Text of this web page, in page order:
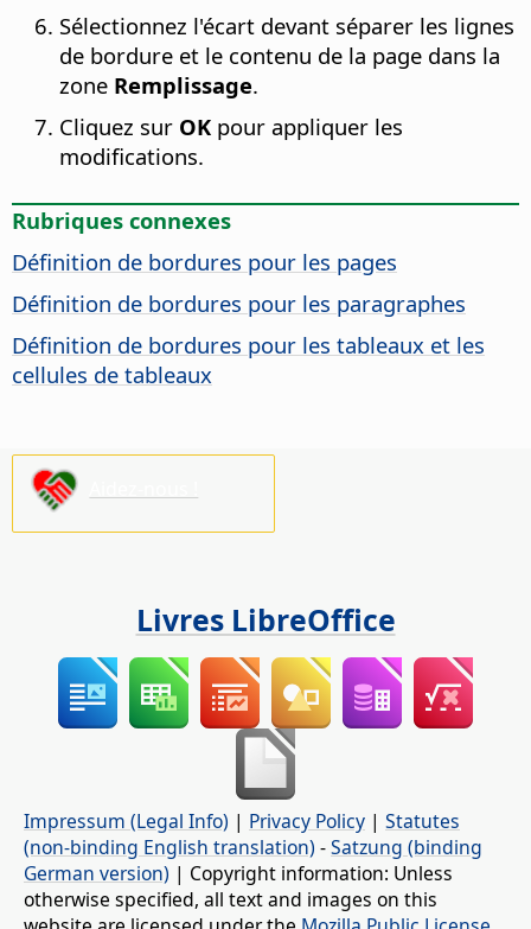
Sélectionnez l'écart devant séparer les lignes
de bordure et le contenu de la page dans la
zone Remplissage.
Cliquez sur OK pour appliquer les
modifications.
Rubriques connexes
Définition de bordures pour les pages
Définition de bordures pour les paragraphes
Définition de bordures pour les tableaux et les
cellules de tableaux
Livres LibreOffice
Impressum (Legal Info) | Privacy Policy | Statutes
(non-binding English translation) -Satzung (binding
German version) | Copyright information: Unless
otherwise specified, all text and images on this